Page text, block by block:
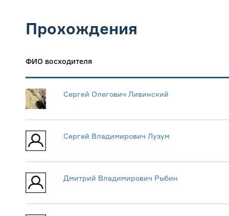
Прохождения
ФИО восходителя
Сергей Олегович Ливинский
Сергей Владимирович Лузум
Дмитрий Владимирович Рыбин